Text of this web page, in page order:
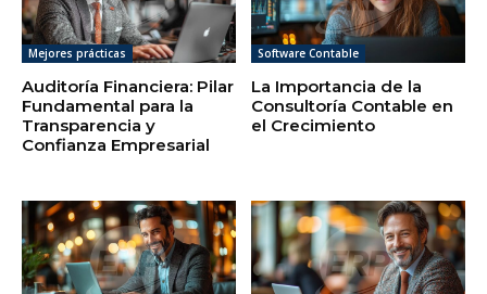
Mejores prácticas
Auditoría Financiera: Pilar
Fundamental para la
Transparencia y
Confianza Empresarial
Software Contable
La Importancia de la
Consultoría Contable en
el Crecimiento